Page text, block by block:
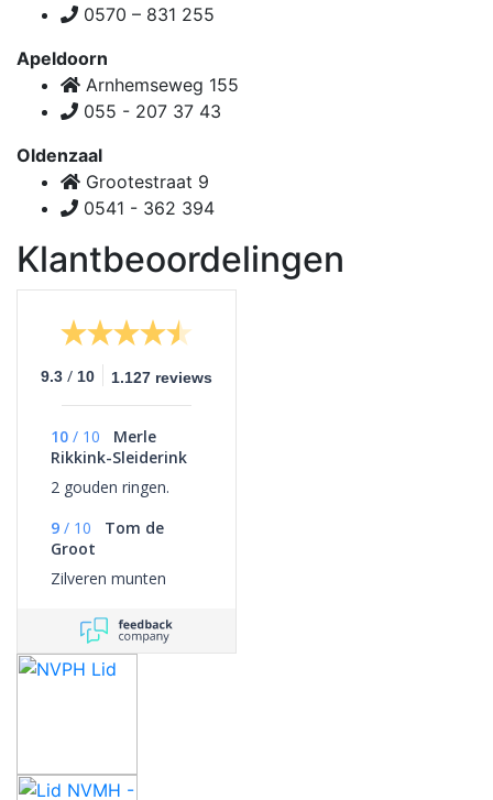
0570 – 831 255
Apeldoorn
Arnhemseweg 155
055 - 207 37 43
Oldenzaal
Grootestraat 9
0541 - 362 394
Klantbeoordelingen
9.3 / 10 1.127 reviews
10 / 10
Merle
Rikkink-Sleiderink
2 gouden ringen.
9 / 10
Tom de
Groot
Zilveren munten